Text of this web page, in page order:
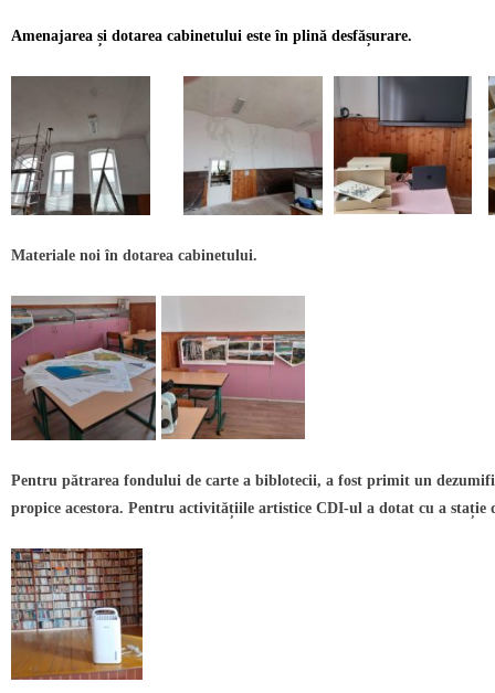
Amenajarea și dotarea cabinetului este în plină desfășurare.
Materiale noi în dotarea cabinetului.
Pentru pătrarea fondului de carte a biblotecii, a fost primit un
propice acestora. Pentru activitățiile artistice CDI-ul a dotat cu a stație